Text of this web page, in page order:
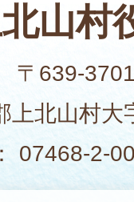
山村
〒639-
上北山村大
07468-2-